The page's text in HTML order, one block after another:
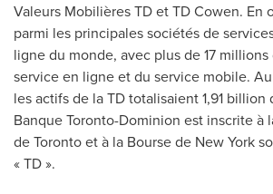
Valeurs Mobilières TD et TD Cowen. En
parmi les principales sociétés de
ligne du monde, avec plus de 17
service en ligne et du service mobile.
les actifs de la TD totalisaient 1,91 billion
Banque Toronto-Dominion est inscrite à
de Toronto et à la Bourse de New York
« TD ».